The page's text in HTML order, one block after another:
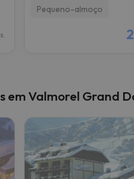
Pequeno-almoço
em Valmorel Grand